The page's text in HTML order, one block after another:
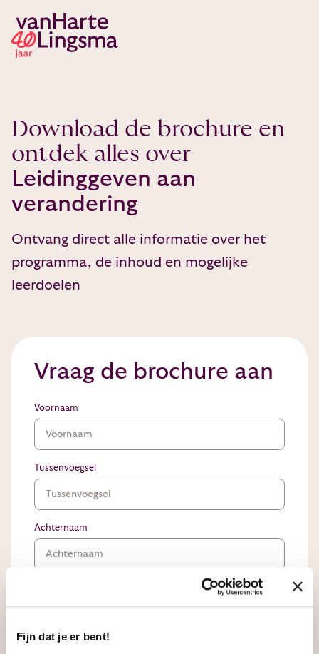
Fijn dat je er bent!
Download de brochure en
ontdek alles over
Leidinggeven aan
verandering
Ontvang direct alle informatie over het
programma, de inhoud en mogelijke
leerdoelen
Vraag de brochure aan
Voornaam
Tussenvoegsel
Achternaam